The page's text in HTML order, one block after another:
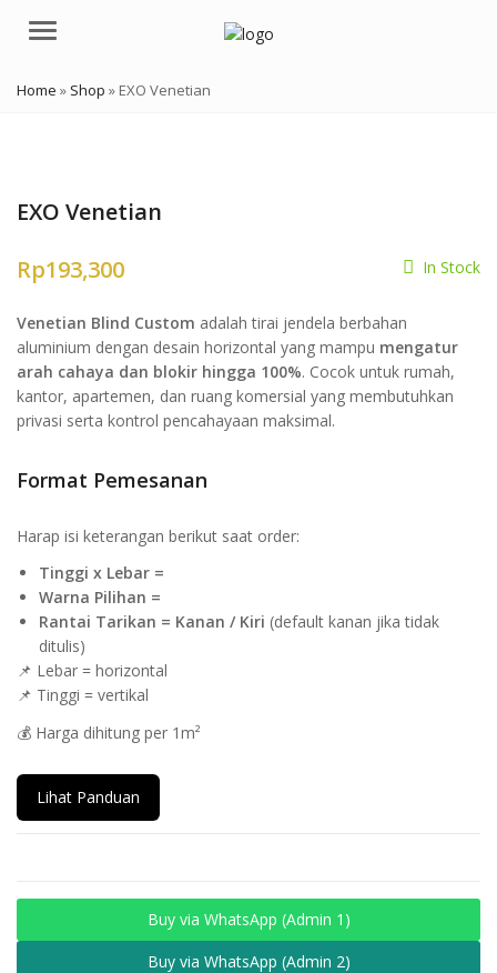
Menu
Home » Shop » EXO Venetian
EXO Venetian
Rp193,300 In Stock
Venetian Blind Custom adalah tirai jendela berbahan
aluminium dengan desain horizontal yang mampu mengatur
arah cahaya dan blokir hingga 100%. Cocok untuk rumah,
kantor, apartemen, dan ruang komersial yang membutuhkan
privasi serta kontrol pencahayaan maksimal.
Format Pemesanan
Harap isi keterangan berikut saat order:
Tinggi x Lebar =
Warna Pilihan =
Rantai Tarikan = Kanan / Kiri (default kanan jika tidak
ditulis)
📌 Lebar = horizontal
📌 Tinggi = vertikal
💰 Harga dihitung per 1m²
Lihat Panduan
Buy via WhatsApp (Admin 1)
Buy via WhatsApp (Admin 2)